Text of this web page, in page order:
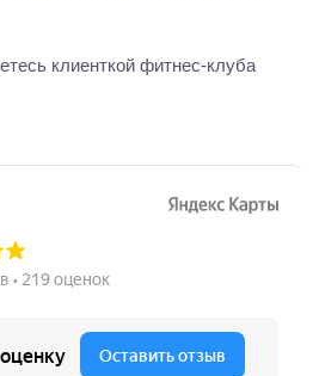
клиенткой фитнес-клуба